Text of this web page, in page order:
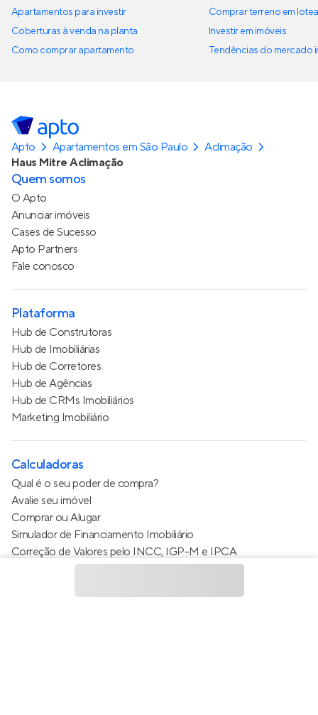
Apartamentos para investir
Coberturas à venda na planta
Como comprar apartamento
Comprar terreno em
Investir em imóveis
Tendências do mercado
Apto Apartamentos em São Paulo
Aclimação
Haus Mitre Aclimação
Quem somos
O Apto
Anunciar imóveis
Cases de Sucesso
Apto Partners
Fale conosco
Plataforma
Hub de Construtoras
Hub de Imobiliárias
Hub de Corretores
Hub de Agências
Hub de CRMs Imobiliários
Marketing Imobiliário
Calculadoras
Qual é o seu poder de compra?
Avalie seu imóvel
Comprar ou Alugar
Simulador de Financiamento Imobiliário
Correção de Valores pelo INCC, IGP-M e IPCA
Estimativa de valor do condomínio